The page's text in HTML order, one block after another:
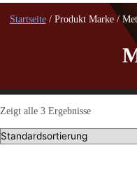
Startseite/ Produkt Marke /
Zeigt alle 3 Ergebnisse